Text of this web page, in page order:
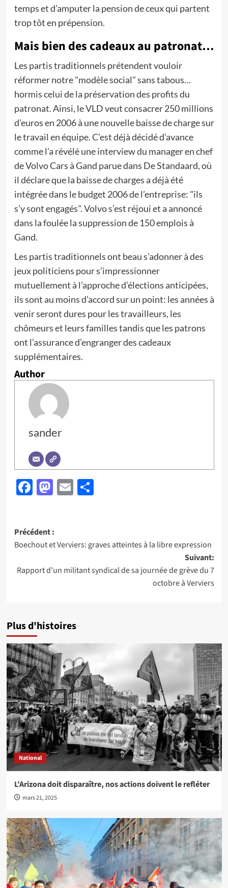
temps et d’amputer la pension de ceux qui partent
trop tôt en prépension.
Mais bien des cadeaux au patronat…
Les partis traditionnels prétendent vouloir
réformer notre "modèle social" sans tabous…
hormis celui de la préservation des profits du
patronat. Ainsi, le VLD veut consacrer 250 millions
d’euros en 2006 à une nouvelle baisse de charge sur
le travail en équipe. C’est déjà décidé d’avance
comme l’a révélé une interview du manager en chef
de Volvo Cars à Gand parue dans De Standaard, où
il déclare que la baisse de charges a déjà été
intégrée dans le budget 2006 de l’entreprise: "ils
s’y sont engagés". Volvo s’est réjoui et a annoncé
dans la foulée la suppression de 150 emplois à
Gand.
Les partis traditionnels ont beau s’adonner à des
jeux politiciens pour s’impressionner
mutuellement à l’approche d’élections anticipées,
ils sont au moins d’accord sur un point: les années à
venir seront dures pour les travailleurs, les
chômeurs et leurs familles tandis que les patrons
ont l’assurance d’engranger des cadeaux
supplémentaires.
Author
sander
Facebook
Mastodon
EmailPartager
Navigation
d’article
Précédent :
Boechout et Verviers: graves atteintes à la libre expression
Suivant:
Rapport d’un militant syndical de sa journée de grève du 7
octobre à Verviers
Plus d'histoires
National
L’Arizona doit disparaître, nos actions doivent le refléter
mars 21, 2025